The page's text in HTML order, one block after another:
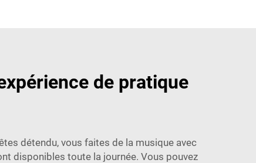
de pratique
détendu, vous faites de la musique avec
disponibles toute la journée. Vous pouvez